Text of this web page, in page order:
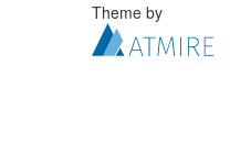
Theme by